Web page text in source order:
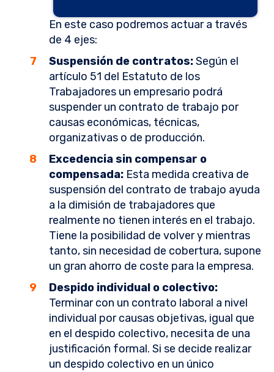
En este caso podremos actuar a través
de 4 ejes:
Suspensión de contratos:Según el
artículo 51 del Estatuto de los
Trabajadores un empresario podrá
suspender un contrato de trabajo por
causas económicas, técnicas,
organizativas o de producción.
Excedencia sin compensar o
compensada: Esta medida creativa de
suspensión del contrato de trabajo ayuda
a la dimisión de trabajadores que
realmente no tienen interés en el trabajo.
Tiene la posibilidad de volver y mientras
tanto, sin necesidad de cobertura, supone
un gran ahorro de coste para la empresa.
Despido individual o colectivo:
Terminar con un contrato laboral a nivel
individual por causas objetivas, igual que
en el despido colectivo, necesita de una
justificación formal. Si se decide realizar
un despido colectivo en un único